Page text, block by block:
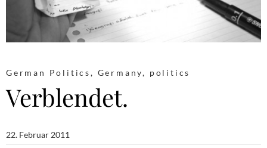
German Politics, Germany, politics
Verblendet.
22. Februar 2011